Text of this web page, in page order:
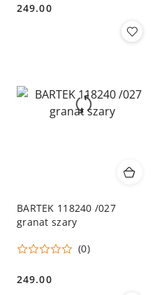
Cena:
249.00
BARTEK 118240 /027
granat szary
(0)
Cena:
249.00